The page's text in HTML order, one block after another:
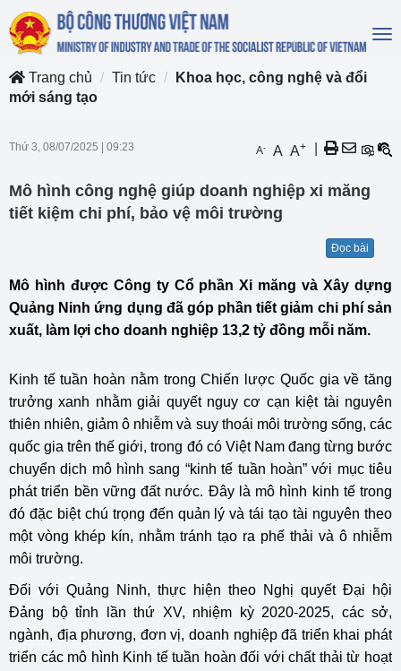
Trang chủ
Tin tức
Khoa học, công nghệ và đổi
mới sáng tạo
Thứ 3, 08/07/2025 09:23 A- A A+
Mô hình công nghệ giúp doanh nghiệp xi măng
tiết kiệm chi phí, bảo vệ môi trường
Đọc bài
Mô hình được Công ty Cổ phần Xi măng và Xây dựng
Quảng Ninh ứng dụng đã góp phần tiết giảm chi phí sản
xuất, làm lợi cho doanh nghiệp 13,2 tỷ đồng mỗi năm.
Kinh tế tuần hoàn nằm trong Chiến lược Quốc gia về tăng
trưởng xanh nhằm giải quyết nguy cơ cạn kiệt tài nguyên
thiên nhiên, giảm ô nhiễm và suy thoái môi trường sống, các
quốc gia trên thế giới, trong đó có Việt Nam đang từng bước
chuyển dịch mô hình sang “kinh tế tuần hoàn” với mục tiêu
phát triển bền vững đất nước. Ðây là mô hình kinh tế trong
đó đặc biệt chú trọng đến quản lý và tái tạo tài nguyên theo
một vòng khép kín, nhằm tránh tạo ra phế thải và ô nhiễm
môi trường.
Đối với Quảng Ninh, thực hiện theo Nghị quyết Đại hội
Đảng bộ tỉnh lần thứ XV, nhiệm kỳ 2020-2025, các sở,
ngành, địa phương, đơn vị, doanh nghiệp đã triển khai phát
triển các mô hình Kinh tế tuần hoàn đối với chất thải từ hoạt